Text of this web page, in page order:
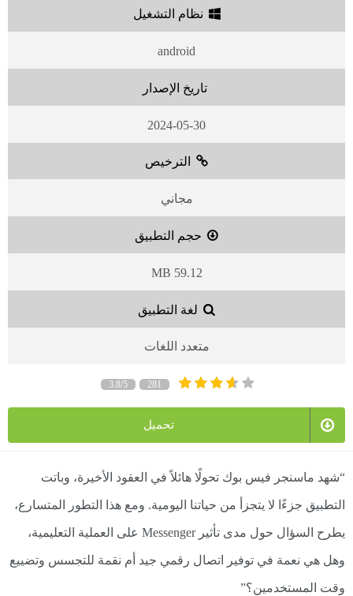
نظام التشغيل
android
تاريخ الإصدار
2024-05-30
الترخيص
مجاني
حجم التطبيق
59.12 MB
لغة التطبيق
متعدد اللغات
3.8/5 281
تحميل
“شهد ماسنجر فيس بوك تحولًا هائلاً في العقود الأخيرة، وباتت
التطبيق جزءًا لا يتجزأ من حياتنا اليومية. ومع هذا التطور المتسارع،
يطرح السؤال حول مدى تأثير Messenger على العملية التعليمية،
وهل هي نعمة في توفير اتصال رقمي جيد أم نقمة للتجسس وتضييع
وقت المستخدمين؟”